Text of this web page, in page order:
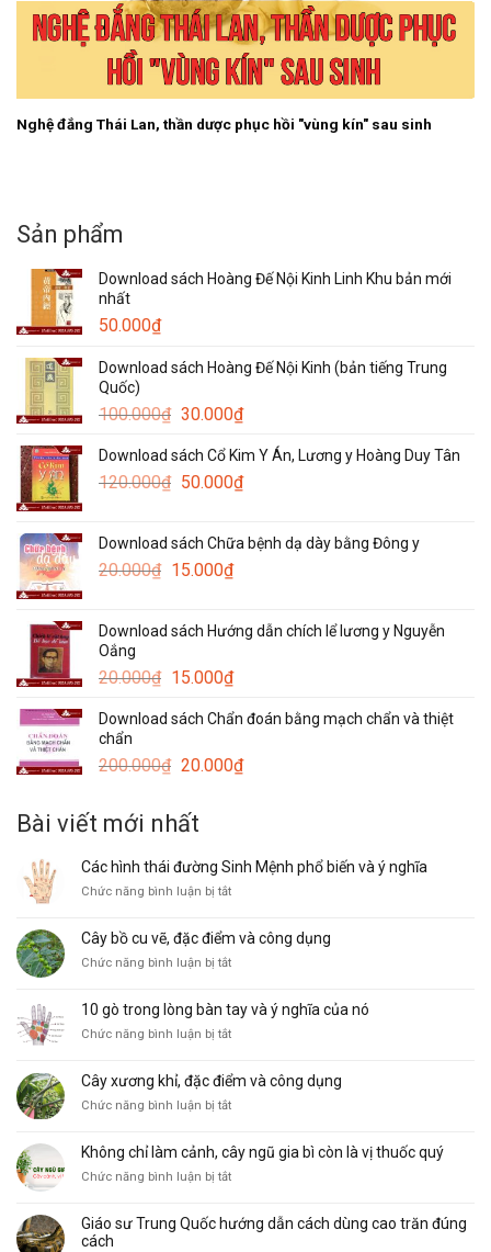
Nghệ đắng Thái Lan, thần dược phục hồi "vùng kín" sau sinh
Sản phẩm
Download sách Hoàng Đế Nội Kinh Linh Khu bản mới
nhất
50.000₫
Download sách Hoàng Đế Nội Kinh (bản tiếng Trung
Quốc)
100.000₫ Giá
là:
100.000₫.
30.000₫Giá
tại
là:
Download sách Cổ Kim Y Án, Lương y Hoàng Duy Tân
120.000₫ Giá
120.000₫.
50.000₫Giá
là:
Download sách Chữa bệnh dạ dày bằng Đông y
20.000₫ Giá
20.000₫.
15.000₫Giá
là:
Download sách Hướng dẫn chích lể lương y Nguyễn
Oắng
20.000₫ Giá
là:
15.000₫Giá
tại
15.000₫.
Download sách Chẩn đoán bằng mạch chẩn và thiệt
chẩn
200.000₫ Giá
là:
200.000₫.
20.000₫Giá
20.000₫.
Bài viết mới nhất
Các hình thái đường Sinh Mệnh phổ biến và ý nghĩa
Chức năng bình luận bị tắtở
thái
đường
Mệnh
phổ
biến
ý
Cây bồ cu vẽ, đặc điểm và công dụng
Chức năng bình luận bị tắtở
cu
vẽ,
điểm
công
10 gò trong lòng bàn tay và ý nghĩa của nó
Chức năng bình luận bị tắtở
gò
trong
lòng
tay
và
ý
của
Cây xương khỉ, đặc điểm và công dụng
Chức năng bình luận bị tắtở
khỉ,
đặc
và
công
Không chỉ làm cảnh, cây ngũ gia bì còn là vị thuốc quý
Chức năng bình luận bị tắtở
làm
Giáo sư Trung Quốc hướng dẫn cách dùng cao trăn đúng
cách